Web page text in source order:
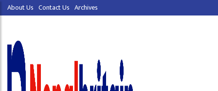
About Us Contact Us Archives